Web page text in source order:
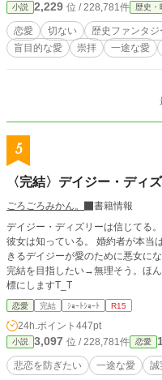
小説 2,229 位 / 228,781件 歴史・
恋愛 切ない 歴史ファンタジ
盲目的な愛
崇拝 一途な愛
5
〈完結〉デイジー・ディ
ごろごろみかん。
書籍情報
デイジー・ディズリーは信じてる。 婚
彼女は知っている。 婚約者が本当は自分
きるデイジーが愛のために悪女になり、その
完結を目指したい→無理そう。ほ
標にしますT_T
恋愛 完結 ｼｮｰﾄｼｮｰﾄ R15
24h.ポイント 447pt
小説 3,097 位 / 228,781件 恋愛
悲恋を防ぎたい 一途な愛 誠